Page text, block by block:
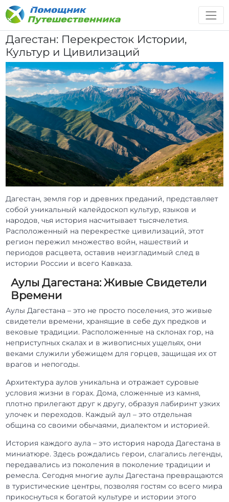
Дагестан: Перекресток Истории,
Культур и Цивилизаций
Дагестан, земля гор и древних преданий, представляет
собой уникальный калейдоскоп культур, языков и
народов, чья история насчитывает тысячелетия.
Расположенный на перекрестке цивилизаций, этот
регион пережил множество войн, нашествий и
периодов расцвета, оставив неизгладимый след в
истории России и всего Кавказа.
Аулы Дагестана: Живые Свидетели
Времени
Аулы Дагестана – это не просто поселения, это живые
свидетели времени, хранящие в себе дух предков и
вековые традиции. Расположенные на склонах гор, на
неприступных скалах и в живописных ущельях, они
веками служили убежищем для горцев, защищая их от
врагов и непогоды.
Архитектура аулов уникальна и отражает суровые
условия жизни в горах. Дома, сложенные из камня,
плотно прилегают друг к другу, образуя лабиринт узких
улочек и переходов. Каждый аул – это отдельная
община со своими обычаями, диалектом и историей.
История каждого аула – это история народа Дагестана в
миниатюре. Здесь рождались герои, слагались легенды,
передавались из поколения в поколение традиции и
ремесла. Сегодня многие аулы Дагестана превращаются
в туристические центры, позволяя гостям со всего мира
прикоснуться к богатой культуре и истории этого